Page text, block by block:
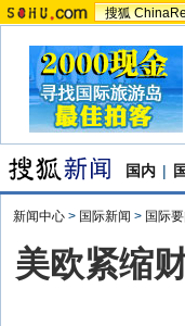
搜狐
国内 |
新闻中心 > 国际新闻 > 国际
美欧紧缩